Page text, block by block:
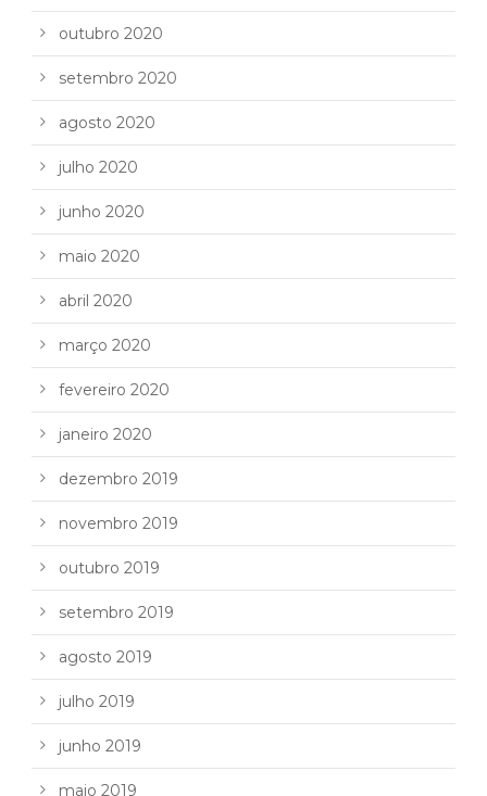
outubro 2020
setembro 2020
agosto 2020
julho 2020
junho 2020
maio 2020
abril 2020
março 2020
fevereiro 2020
janeiro 2020
dezembro 2019
novembro 2019
outubro 2019
setembro 2019
agosto 2019
julho 2019
junho 2019
maio 2019